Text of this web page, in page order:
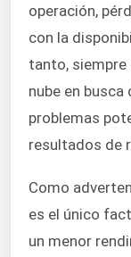
operación,
con la
tanto, siempre
nube en
problemas
resultados de
Como
es el único
un menor